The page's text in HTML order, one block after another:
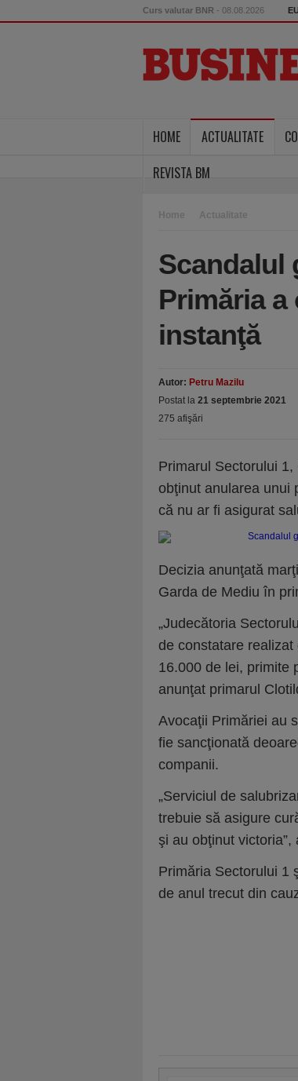
Curs valutar BNR - 08.08.2026
HOME ACTUALITATE
REVISTA BM
Home Actualitate
Scandalul
Primăria
instanţă
Autor: Petru Mazilu
Postat la 21 septembrie 2021
275 afişări
Primarul Sectorului
obţinut anularea unui
că nu ar fi asigurat
Decizia anunţată
Garda de Mediu în
„Judecătoria
de constatare
16.000 de lei, primite
anunţat primarul
Avocaţii Primăriei au
fie sancţionată
companii.
„Serviciul de
trebuie să asigure
şi au obţinut
Primăria Sectorului 1
de anul trecut din